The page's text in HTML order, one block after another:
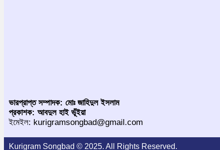
ভারপ্রাপ্ত সম্পাদক: মোঃ জাহিদুল ইসলাম
প্রকাশক: আবদুল হাই ভূঁইয়া
ইমেইল: kurigramsongbad@gmail.com
Kurigram Songbad © 2025. All Rights Reserved.